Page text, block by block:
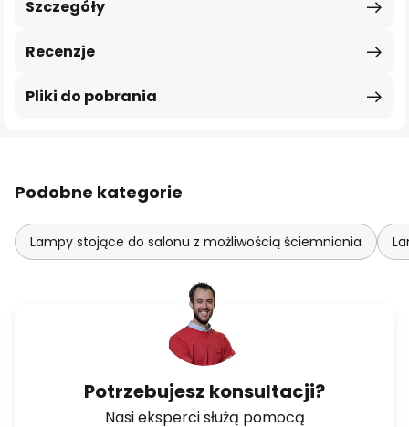
Szczegóły
Recenzje
Pliki do pobrania
Podobne kategorie
Lampy stojące do salonu z możliwością ściemniania
Potrzebujesz konsultacji?
Nasi eksperci służą pomocą